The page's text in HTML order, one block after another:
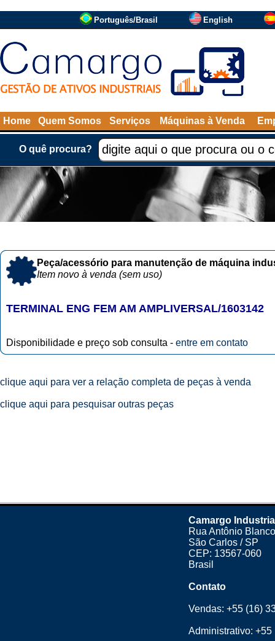
Português/Brasil English
Home Quem Somos Serviços Máquinas à Venda
O quê procura?
Peça/acessório para manutenção de máquina
Item novo à venda (sem uso)
TERMINAL ENG FEM AM AMPLIVERSAL/1603142
Disponibilidade e preço sob consulta - entre em contato
clique aqui para ver a relação completa de peças à venda
clique aqui para pesquisar outras peças
Camargo
Rua Antônio
São Carlos / SP
CEP: 13567-060
Brasil
Contato
Vendas:+55 (16)
Administrativo:+55